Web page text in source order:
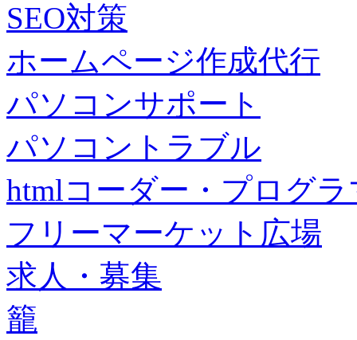
SEO対策
ホームページ作成代行
パソコンサポート
パソコントラブル
htmlコーダー・プログラ
フリーマーケット広場
求人・募集
籠